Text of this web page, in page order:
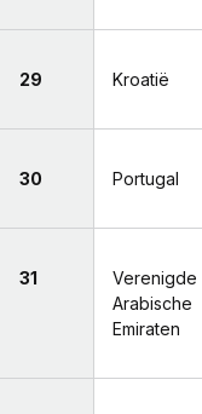
29 Kroatië
30 Portugal
31
Verenigde
Arabische
Emiraten